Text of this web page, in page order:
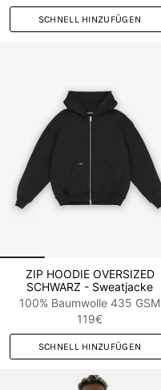
SCHNELL HINZUFÜGEN
ZIP HOODIE OVERSIZED
SCHWARZ - Sweatjacke
100% Baumwolle 435 GSM
119€
SCHNELL HINZUFÜGEN